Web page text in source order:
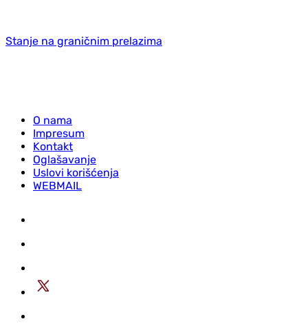
Stanje na graničnim prelazima
O nama
Impresum
Kontakt
Oglašavanje
Uslovi korišćenja
WEBMAIL